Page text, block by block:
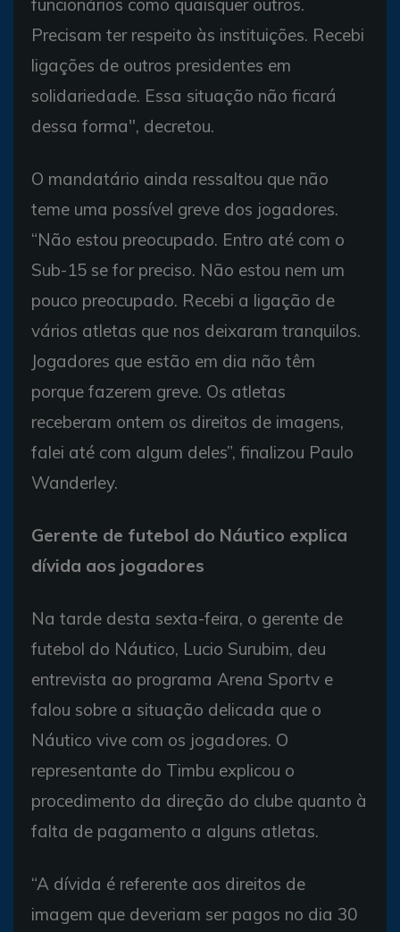
funcionários como quaisquer outros.
Precisam ter respeito às instituições. Recebi
ligações de outros presidentes em
solidariedade. Essa situação não ficará
dessa forma", decretou.
O mandatário ainda ressaltou que não
teme uma possível greve dos jogadores.
“Não estou preocupado. Entro até com o
Sub-15 se for preciso. Não estou nem um
pouco preocupado. Recebi a ligação de
vários atletas que nos deixaram tranquilos.
Jogadores que estão em dia não têm
porque fazerem greve. Os atletas
receberam ontem os direitos de imagens,
falei até com algum deles”, finalizou Paulo
Wanderley.
Gerente de futebol do Náutico explica
dívida aos jogadores
Na tarde desta sexta-feira, o gerente de
futebol do Náutico, Lucio Surubim, deu
entrevista ao programa Arena Sportv e
falou sobre a situação delicada que o
Náutico vive com os jogadores. O
representante do Timbu explicou o
procedimento da direção do clube quanto à
falta de pagamento a alguns atletas.
“A dívida é referente aos direitos de
imagem que deveriam ser pagos no dia 30